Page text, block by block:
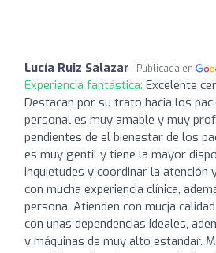
Lucía Ruiz Salazar Publicada en
Experiencia fantástica: Excelente
Destacan por su trato hacia los
personal es muy amable y muy
pendientes de el bienestar de los
es muy gentil y tiene la mayor
inquietudes y coordinar la atención
con mucha experiencia clínica,
persona. Atienden con mucja
con unas dependencias ideales,
y máquinas de muy alto estandar.